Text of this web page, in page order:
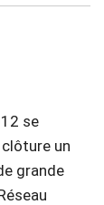
se
un
grande